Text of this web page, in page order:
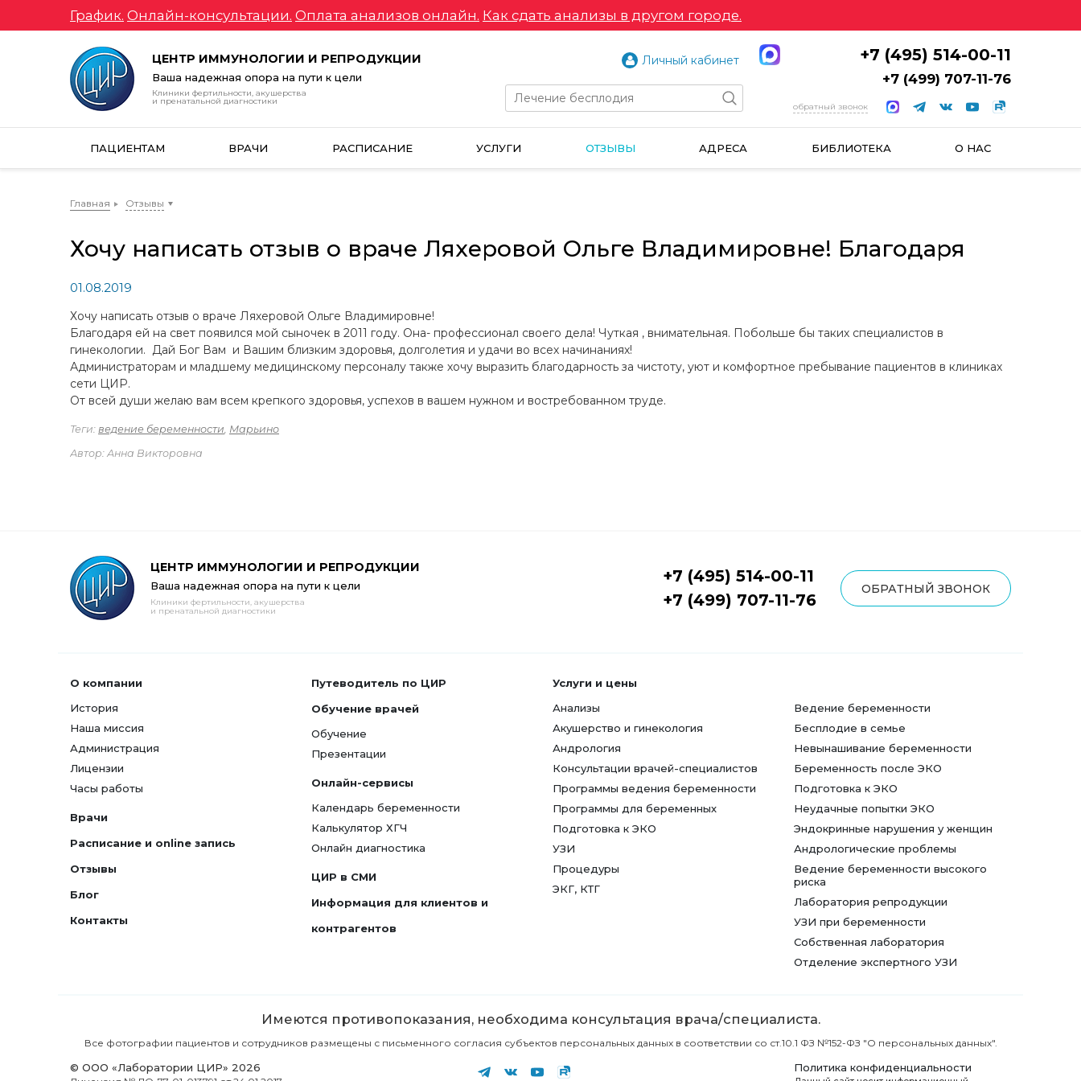
График. Онлайн-консультации. Оплата анализов онлайн. Как сдать анализы в другом городе.
ЦЕНТР ИММУНОЛОГИИ И РЕПРОДУКЦИИ
Ваша надежная опора на пути к цели
Клиники фертильности, акушерства
и пренатальной диагностики
Личный кабинет +7 (495) 514-00-11
+7 (499) 707-11-76
обратный звонок
ПАЦИЕНТАМ ВРАЧИ РАСПИСАНИЕ УСЛУГИ ОТЗЫВЫ АДРЕСА БИБЛИОТЕКА О НАС
Главная Отзывы
Хочу написать отзыв о враче Ляхеровой Ольге Владимировне! Благодаря
01.08.2019
Хочу написать отзыв о враче Ляхеровой Ольге Владимировне!
Благодаря ей на свет появился мой сыночек в 2011 году. Она- профессионал своего дела! Чуткая , внимательная. Побольше бы таких специалистов в
гинекологии. Дай Бог Вам и Вашим близким здоровья, долголетия и удачи во всех начинаниях!
Администраторам и младшему медицинскому персоналу также хочу выразить благодарность за чистоту, уют и комфортное пребывание пациентов в клиниках
сети ЦИР.
От всей души желаю вам всем крепкого здоровья, успехов в вашем нужном и востребованном труде.
Теги: ведение беременности, Марьино
Автор: Анна Викторовна
ЦЕНТР ИММУНОЛОГИИ И РЕПРОДУКЦИИ
Ваша надежная опора на пути к цели
Клиники фертильности, акушерства
и пренатальной диагностики
+7 (495) 514-00-11
+7 (499) 707-11-76
ОБРАТНЫЙ ЗВОНОК
О компании
История
Наша миссия
Администрация
Лицензии
Часы работы
Врачи
Расписание и online запись
Отзывы
Блог
Контакты
Путеводитель по ЦИР
Обучение врачей
Обучение
Презентации
Онлайн-сервисы
Календарь беременности
Калькулятор ХГЧ
Онлайн диагностика
ЦИР в СМИ
Информация для клиентов и
контрагентов
Услуги и цены
Анализы
Акушерство и гинекология
Андрология
Консультации врачей-специалистов
Программы ведения беременности
Программы для беременных
Подготовка к ЭКО
УЗИ
Процедуры
ЭКГ, КТГ
Ведение беременности
Бесплодие в семье
Невынашивание беременности
Беременность после ЭКО
Подготовка к ЭКО
Неудачные попытки ЭКО
Эндокринные нарушения у женщин
Андрологические проблемы
Ведение беременности высокого
риска
Лаборатория репродукции
УЗИ при беременности
Собственная лаборатория
Отделение экспертного УЗИ
Имеются противопоказания, необходима консультация врача/специалиста.
Все фотографии пациентов и сотрудников размещены с письменного согласия субъектов персональных данных в соответствии со ст.10.1 ФЗ №152-ФЗ "О персональных данных".
© ООО «Лаборатории ЦИР» 2026 Политика конфиденциальности